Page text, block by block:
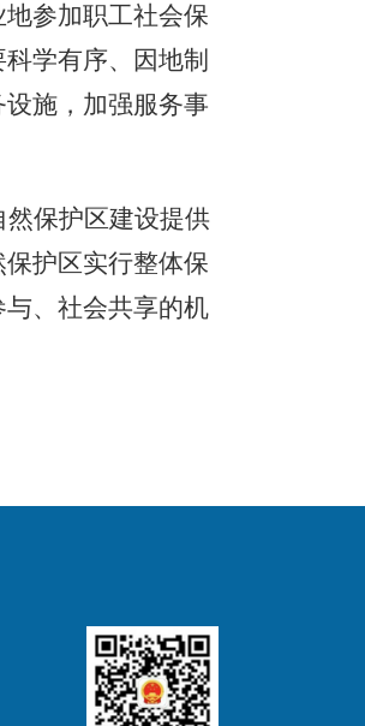
参加职工社会保
学有序、因地制
施，加强服务事
保护区建设提供
护区实行整体保
、社会共享的机